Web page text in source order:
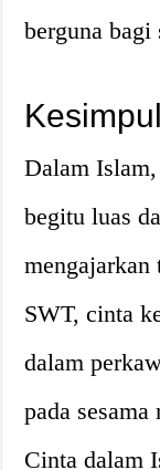
berguna bagi
Dalam
begitu luas
mengajarkan
SWT, cinta
dalam
pada
Cinta dalam